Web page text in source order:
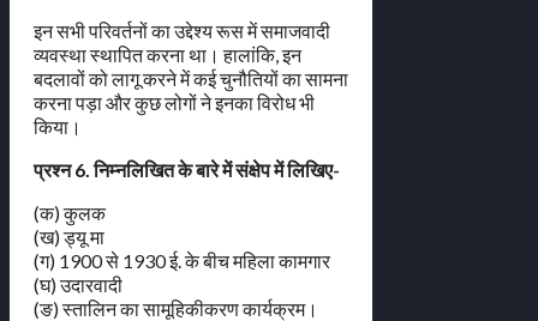
इन सभी परिवर्तनों का उद्देश्य रूस में समाजवादी
व्यवस्था स्थापित करना था। हालांकि, इन
बदलावों को लागू करने में कई चुनौतियों का सामना
करना पड़ा और कुछ लोगों ने इनका विरोध भी
किया।
प्रश्न 6. निम्नलिखित के बारे में संक्षेप में लिखिए-
(क) कुलक
(ख) ड्यू मा
(ग) 1900 से 1930 ई. के बीच महिला कामगार
(घ) उदारवादी
(ङ) स्तालिन का सामूहिकीकरण कार्यक्रम।